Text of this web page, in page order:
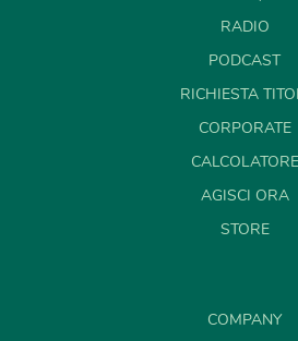
RADIO
PODCAST
RICHIESTA
CORPORATE
CALCOLATORE
AGISCI ORA
STORE
COMPANY